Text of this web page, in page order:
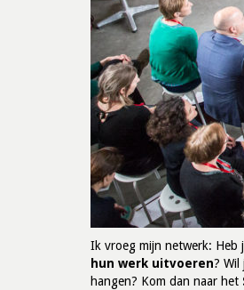
Ik vroeg mijn netwerk: Heb
hun werk uitvoeren? Wil
hangen? Kom dan naar het